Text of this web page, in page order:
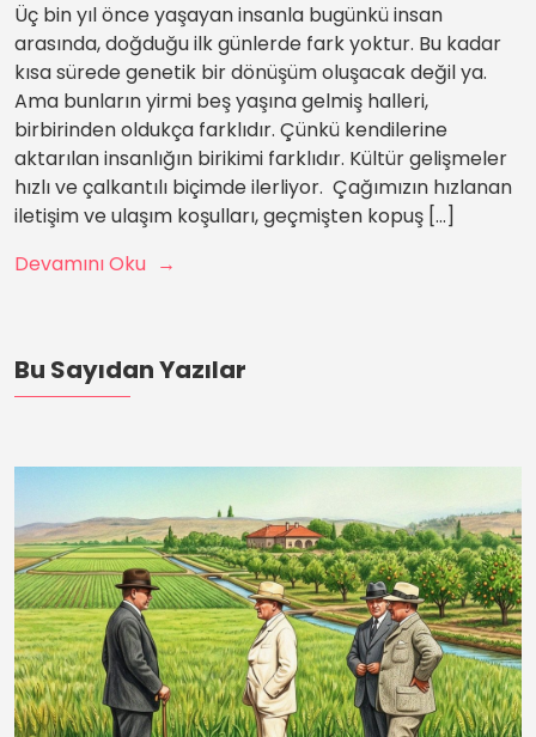
Üç bin yıl önce yaşayan insanla bugünkü insan
arasında, doğduğu ilk günlerde fark yoktur. Bu kadar
kısa sürede genetik bir dönüşüm oluşacak değil ya.
Ama bunların yirmi beş yaşına gelmiş halleri,
birbirinden oldukça farklıdır. Çünkü kendilerine
aktarılan insanlığın birikimi farklıdır. Kültür gelişmeler
hızlı ve çalkantılı biçimde ilerliyor. Çağımızın hızlanan
iletişim ve ulaşım koşulları, geçmişten kopuş […]
Devamını Oku
Bu Sayıdan Yazılar